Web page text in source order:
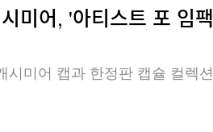
미어, '아티스트 포 임팩
미어 캡과 한정판 캡슐 컬렉션